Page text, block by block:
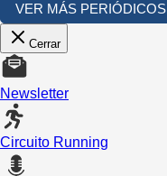
VER MÁS PERIÓDICOS
Cerrar
Newsletter
Circuito Running